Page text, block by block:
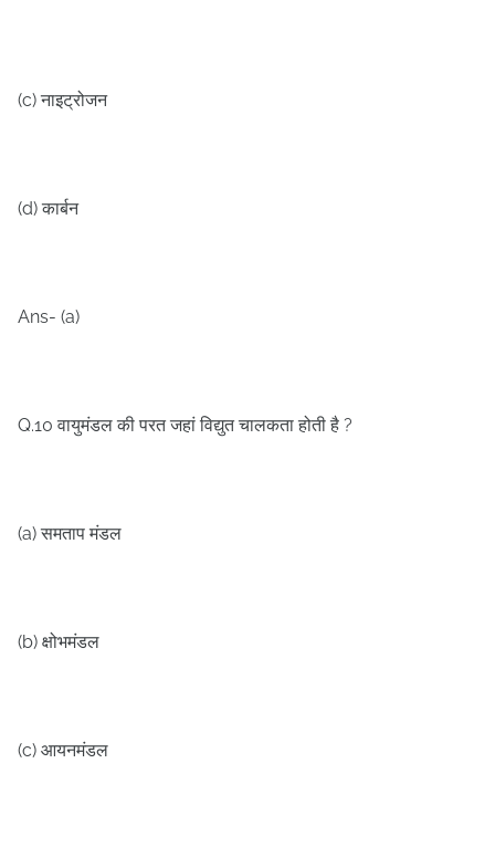
(c)नाइट्रोजन
(d)कार्बन
Ans- (a)
Q.10वायुमंडल की परत जहां विद्युत चालकता होती है ?
(a)समताप मंडल
(b) क्षोभमंडल
(c) आयनमंडल